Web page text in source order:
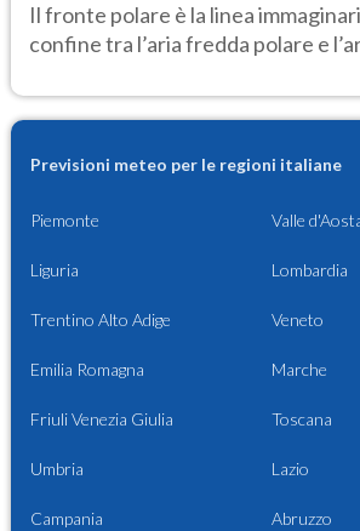
Il fronte polare è la linea
confine tra l’aria fredda polare e
Previsioni meteo per le regioni italiane
Piemonte Valle
Liguria Lombardia
Trentino Alto Adige Veneto
Emilia Romagna Marche
Friuli Venezia Giulia Toscana
Umbria Lazio
Campania Abruzzo